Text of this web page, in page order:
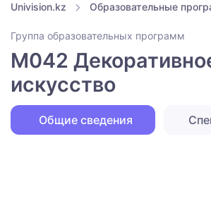
Univision.kz Образовательные
Группа образовательных программ
M042
искусство
Общие сведения